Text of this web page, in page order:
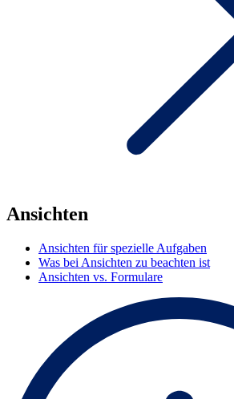
Ansichten
Ansichten für spezielle Aufgaben
Was bei Ansichten zu beachten ist
Ansichten vs. Formulare